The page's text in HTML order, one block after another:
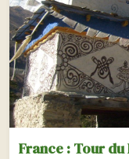
France : Tour du